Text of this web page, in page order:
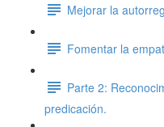
Mejorar la
Fomentar la
Parte 2:
predicación.